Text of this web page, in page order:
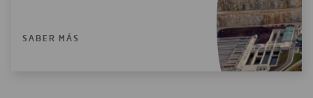
SABER MÁS